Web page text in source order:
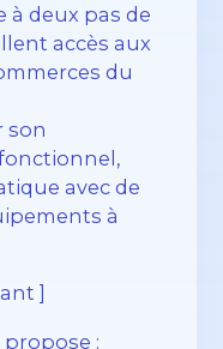
deux pas de
accès aux
du
son
avec de
à
]
: